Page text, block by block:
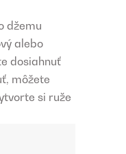
džemu
alebo
dosiahnuť
môžete
si ruže